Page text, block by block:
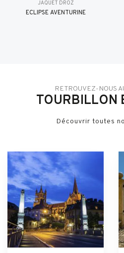
JAQUET DROZ
ÉCLIPSE AVENTURINE
RETROUVEZ-NOUS
TOURBILLON
Découvrir toutes